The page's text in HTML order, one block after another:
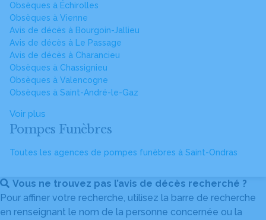
Obsèques à Échirolles
Obsèques à Vienne
Avis de décès à Bourgoin-Jallieu
Avis de décès à Le Passage
Avis de décès à Charancieu
Obsèques à Chassignieu
Obsèques à Valencogne
Obsèques à Saint-André-le-Gaz
Voir plus
Pompes Funèbres
Toutes les agences de pompes funèbres à Saint-Ondras
Vous ne trouvez pas l’avis de décès recherché ?
Pour affiner votre recherche, utilisez la barre de recherche
en renseignant le nom de la personne concernée ou la